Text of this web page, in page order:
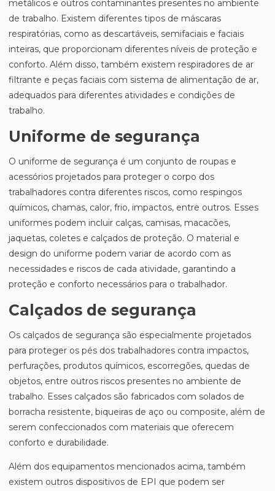
metálicos e outros contaminantes presentes no ambiente
de trabalho. Existem diferentes tipos de máscaras
respiratórias, como as descartáveis, semifaciais e faciais
inteiras, que proporcionam diferentes níveis de proteção e
conforto. Além disso, também existem respiradores de ar
filtrante e peças faciais com sistema de alimentação de ar,
adequados para diferentes atividades e condições de
trabalho.
Uniforme de segurança
O uniforme de segurança é um conjunto de roupas e
acessórios projetados para proteger o corpo dos
trabalhadores contra diferentes riscos, como respingos
químicos, chamas, calor, frio, impactos, entre outros. Esses
uniformes podem incluir calças, camisas, macacões,
jaquetas, coletes e calçados de proteção. O material e
design do uniforme podem variar de acordo com as
necessidades e riscos de cada atividade, garantindo a
proteção e conforto necessários para o trabalhador.
Calçados de segurança
Os calçados de segurança são especialmente projetados
para proteger os pés dos trabalhadores contra impactos,
perfurações, produtos químicos, escorregões, quedas de
objetos, entre outros riscos presentes no ambiente de
trabalho. Esses calçados são fabricados com solados de
borracha resistente, biqueiras de aço ou composite, além de
serem confeccionados com materiais que oferecem
conforto e durabilidade.
Além dos equipamentos mencionados acima, também
existem outros dispositivos de EPI que podem ser